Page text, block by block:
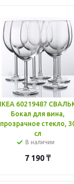
IKEA 60219487
Бокал для вина,
прозрачное стекло,
сл
В наличии
7 190 ₸